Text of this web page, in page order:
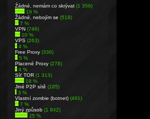
Źádné, nemám co skrývat(1 356)
19 %
Žádné, nebojím se(519)
7 %
VPN(746)
10 %
VPS(263)
4 %
Free Proxy(336)
5 %
Placené Proxy(278)
4 %
Síť TOR(1 313)
18 %
Jiné P2P sítě(185)
3 %
Vlastní zombie (botnet)(491)
7 %
Jiný způsob(1 842)
25 %